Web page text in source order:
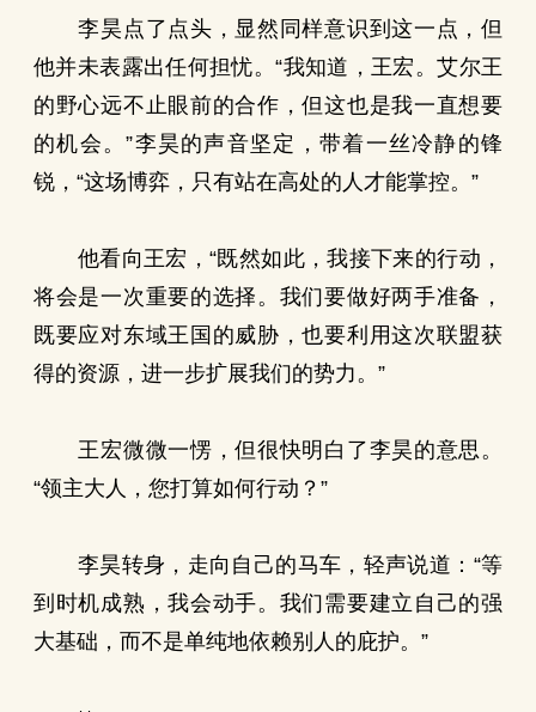
李昊点了点头，显然同样意识到这一点，但
他并未表露出任何担忧。“我知道，王宏。艾尔王
的野心远不止眼前的合作，但这也是我一直想要
的机会。”李昊的声音坚定，带着一丝冷静的锋
锐，“这场博弈，只有站在高处的人才能掌控。”
他看向王宏，“既然如此，我接下来的行动，
将会是一次重要的选择。我们要做好两手准备，
既要应对东域王国的威胁，也要利用这次联盟获
得的资源，进一步扩展我们的势力。”
王宏微微一愣，但很快明白了李昊的意思。
“领主大人，您打算如何行动？”
李昊转身，走向自己的马车，轻声说道：“等
到时机成熟，我会动手。我们需要建立自己的强
大基础，而不是单纯地依赖别人的庇护。”